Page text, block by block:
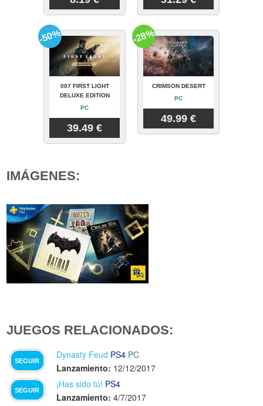
007 FIRST LIGHT
DELUXE EDITION
PC
39.49 €
-50%
CRIMSON DESERT
PC
49.99 €
-28%
IMÁGENES:
JUEGOS RELACIONADOS:
SEGUIR
Dynasty Feud PS4 PC
Lanzamiento: 12/12/2017
SEGUIR
¡Has sido tú! PS4
Lanzamiento: 4/7/2017